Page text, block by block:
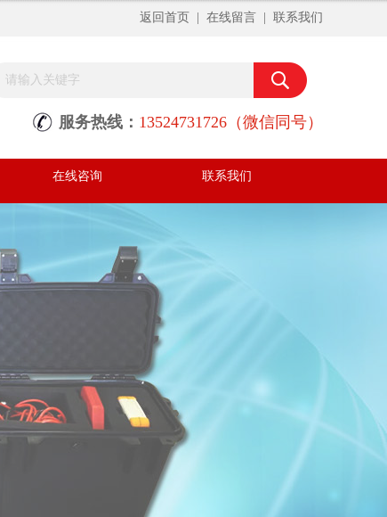
返回首页 在线留言 联系我们
服务热线： 13524731726（微信同号）
在线咨询 联系我们